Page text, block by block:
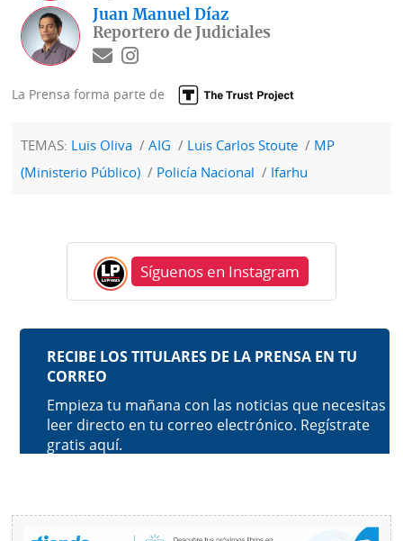
Juan Manuel Díaz
Reportero de Judiciales
La Prensa forma parte de
TEMAS: Luis Oliva AIG Luis Carlos Stoute
MP
(Ministerio Público)
Policía Nacional Ifarhu
Síguenos en Instagram